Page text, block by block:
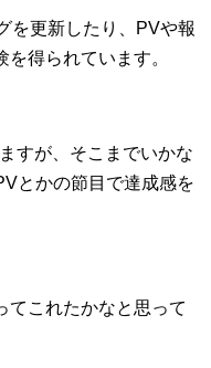
を更新したり、PVや報
得られています。
すが、そこまでいかな
とかの節目で達成感を
てこれたかなと思って